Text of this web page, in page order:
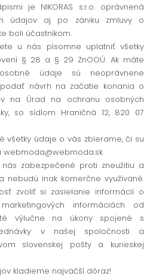
je NIKORAS s.r.o. oprávnená
údajov aj po zániku zmluvy o
boli účastníkom.
u nás písomne uplatniť všetky
§ 28 a § 29 ZnOOÚ. Ak máte
údaje sú neoprávnene
návrh na začatie konania o
na Úrad na ochranu osobných
so sídlom Hraničná 12, 820 07
všetky údaje o vás zbierame, či su
webmoda@webmoda.sk
zabezpečené proti zneužitiu a
nebudú inak komerčne využívané.
zvoliť si zasielanie informácií o
informáciách od
výlučne na úkony spojené s
v našej spoločnosti a
slovenskej pošty a kurieskej
kladieme najväčší dôraz!